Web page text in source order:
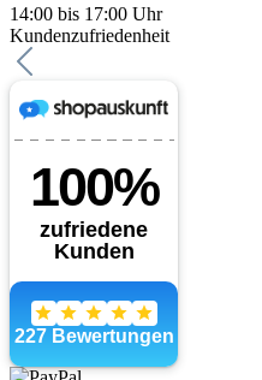
14:00 bis 17:00 Uhr
Kundenzufriedenheit